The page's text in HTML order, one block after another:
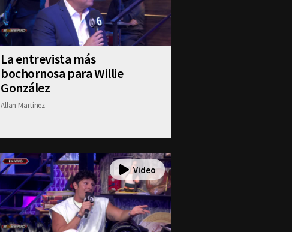
La entrevista más
bochornosa para Willie
González
Allan Martinez